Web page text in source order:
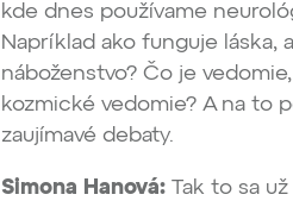
kde dnes používame
Napríklad ako funguje láska,
náboženstvo? Čo je
kozmické vedomie? A na to
zaujímavé debaty.
Simona Hanová:Tak to sa